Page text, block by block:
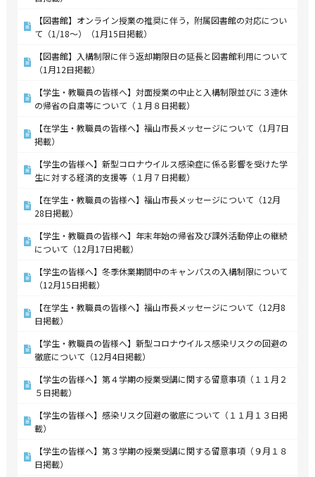
【図書館】オンライン授業の推奨に伴う，附属図書館の対応につい
て（1/18～）（1月15日掲載）
【図書館】入構制限に伴う返却期限日の延長と図書館利用について
（1月12日掲載）
【学生・教職員の皆様へ】対面授業の中止と入構制限並びに３連休
の帰省の自粛等について（１月８日掲載）
【在学生・教職員の皆様へ】福山市長メッセージについて（1月7日
掲載）
【学生の皆様へ】新型コロナウイルス感染症に係る影響を受けた学
生に対する経済的支援等（１月７日掲載）
【在学生・教職員の皆様へ】福山市長メッセージについて（12月
28日掲載）
【学生・教職員の皆様へ】年末年始の帰省及び課外活動停止の継続
について（12月17日掲載）
【学生の皆様へ】冬季休業期間中のキャンパスの入構制限について
（12月15日掲載）
【在学生・教職員の皆様へ】福山市長メッセージについて（12月8
日掲載）
【学生・教職員の皆様へ】新型コロナウイルス感染リスクの回避の
徹底について（12月4日掲載）
【学生の皆様へ】第４学期の授業受講に関する留意事項（１１月２
５日掲載）
【学生の皆様へ】感染リスク回避の徹底について（１１月１３日掲
載）
【学生の皆様へ】第３学期の授業受講に関する留意事項（９月１８
日掲載）